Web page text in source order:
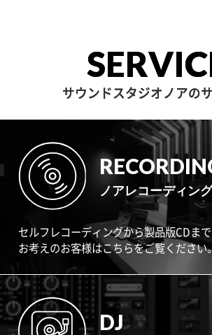
サウンドスタジオノアの
ノアレコーディン
セルフレコーディングから製品版CDま
お考えのお客様はこちらをご覧ください
DJ